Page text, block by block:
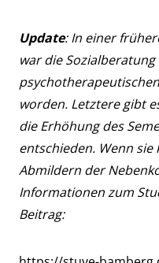
Update: In einer
war die
worden. Letztere gibt
die Erhöhung des
entschieden. Wenn
Abmildern der
Informationen zum
Beitrag: